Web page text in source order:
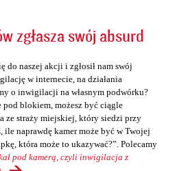
zgłasza swój absurd
do naszej akcji i zgłosił nam swój
w internecie, na działania
o inwigilacji na własnym podwórku?
pod blokiem, możesz być ciągle
ze straży miejskiej, który siedzi przy
ile naprawdę kamer może być w Twojej
która może to ukazywać?”. Polecamy
pod kamerą, czyli inwigilacja z